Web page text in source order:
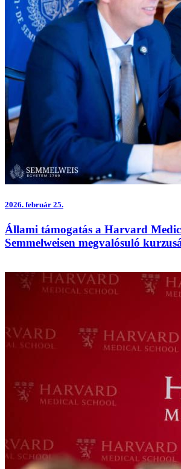
2026. február 25.
Állami támogatás a Harvard
Semmelweisen megvalósuló